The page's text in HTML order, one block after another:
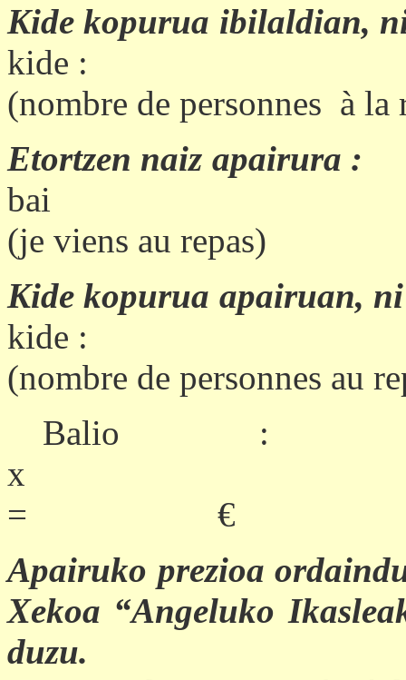
Kide kopurua ibilaldian,
kide :
(nombre de personnes à la
Etortzen naiz apairura :
bai
(je viens au repas)
Kide kopurua apairuan,
kide :
(nombre de personnes au
Balio
:
x
=
€
Apairuko prezioa
Xekoa “Angeluko
duzu.